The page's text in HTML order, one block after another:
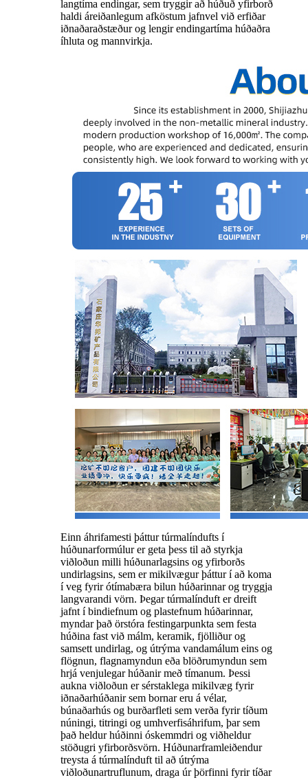
langtíma endingar, sem tryggir að húðuð yfirborð
haldi áreiðanlegum afköstum jafnvel við erfiðar
iðnaðaraðstæður og lengir endingartíma húðaðra
íhluta og mannvirkja.
Einn áhrifamesti þáttur túrmalíndufts í
húðunarformúlur er geta þess til að styrkja
viðloðun milli húðunarlagsins og yfirborðs
undirlagsins, sem er mikilvægur þáttur í að koma
í veg fyrir ótímabæra bilun húðarinnar og tryggja
langvarandi vörn. Þegar túrmalínduft er dreift
jafnt í bindiefnum og plastefnum húðarinnar,
myndar það örstóra festingarpunkta sem festa
húðina fast við málm, keramik, fjölliður og
samsett undirlag, og útrýma vandamálum eins og
flögnun, flagnamyndun eða blöðrumyndun sem
hrjá venjulegar húðanir með tímanum. Þessi
aukna viðloðun er sérstaklega mikilvæg fyrir
iðnaðarhúðanir sem bornar eru á vélar,
búnaðarhús og burðarfleti sem verða fyrir tíðum
núningi, titringi og umhverfisáhrifum, þar sem
það heldur húðinni óskemmdri og viðheldur
stöðugri yfirborðsvörn. Húðunarframleiðendur
treysta á túrmalínduft til að útrýma
viðloðunartruflunum, draga úr þörfinni fyrir tíðar